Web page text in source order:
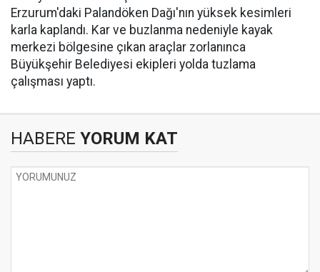
Erzurum'daki Palandöken Dağı'nın yüksek kesimleri
karla kaplandı. Kar ve buzlanma nedeniyle kayak
merkezi bölgesine çıkan araçlar zorlanınca
Büyükşehir Belediyesi ekipleri yolda tuzlama
çalışması yaptı.
HABERE YORUM KAT